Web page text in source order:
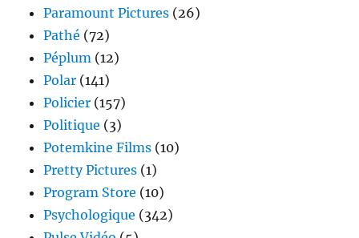
Paramount Pictures (26)
Pathé (72)
Péplum (12)
Polar (141)
Policier (157)
Politique (3)
Potemkine Films (10)
Pretty Pictures (1)
Program Store (10)
Psychologique (342)